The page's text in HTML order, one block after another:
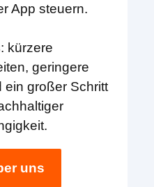
App steuern.
: kürzere
geringere
ein großer Schritt
uns